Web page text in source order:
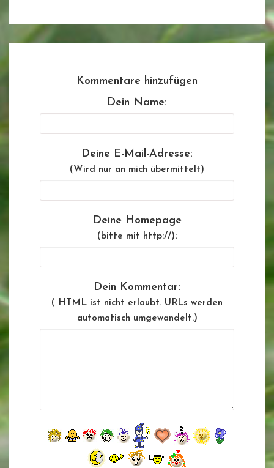
Kommentare hinzufügen
Dein Name:
Deine E-Mail-Adresse:
(Wird nur an mich übermittelt)
Deine Homepage
(bitte mit http://):
Dein Kommentar:
( HTML ist nicht erlaubt. URLs werden
automatisch umgewandelt.)